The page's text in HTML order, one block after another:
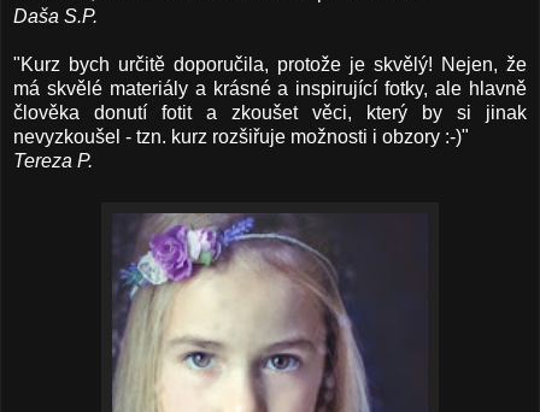
Daša S.P.
"Kurz bych určitě doporučila, protože je skvělý! Nejen, že
má skvělé materiály a krásné a inspirující fotky, ale hlavně
člověka donutí fotit a zkoušet věci, který by si jinak
nevyzkoušel - tzn. kurz rozšiřuje možnosti i obzory :-)"
Tereza P.